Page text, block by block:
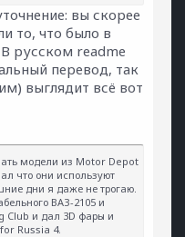
вы скорее
то, что было в
русском readme
перевод, так
выглядит всё вот
модели из Motor Depot
что они используют
дни я даже не трогаю.
ВАЗ-2105 и
Club и дал 3D фары и
Russia 4.